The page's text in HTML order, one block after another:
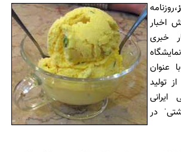
،روزنامه
اخبار
خبری
عنوان
تولید
ایرانی
در